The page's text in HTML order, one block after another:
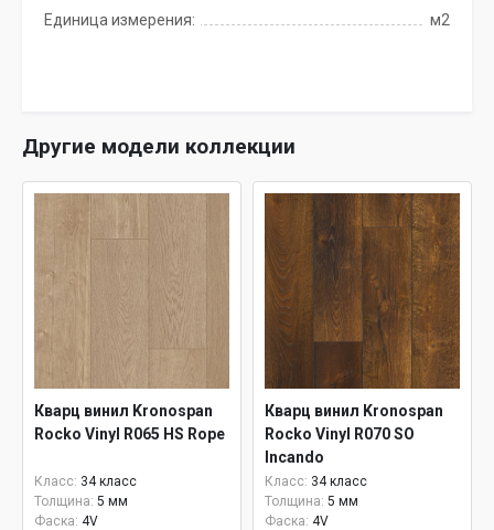
Единица измерения:
м2
Другие модели коллекции
Кварц винил Kronospan
Rocko Vinyl R065 HS Rope
Класс: 34 класс
Толщина: 5 мм
Фаска: 4V
Кварц винил Kronospan
Rocko Vinyl R070 SO
Incando
Класс: 34 класс
Толщина: 5 мм
Фаска: 4V